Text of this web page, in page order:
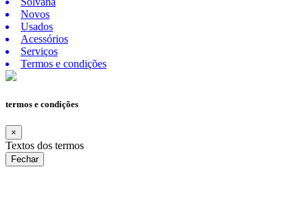
Novos
Usados
Acessórios
Serviços
Termos e condições
termos e condições
×
Textos dos termos
Fechar